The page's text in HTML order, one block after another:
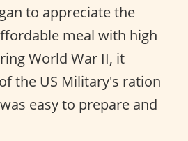
to appreciate the
meal with high
World War II, it
the US Military's ration
easy to prepare and